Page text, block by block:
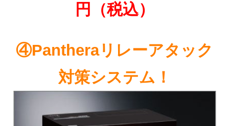
円（税込）
④Pantheraリレーアタック
対策システム！